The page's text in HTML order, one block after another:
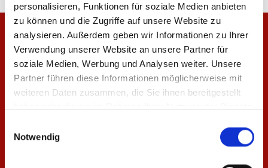
personalisieren, Funktionen für soziale Medien anbieten
zu können und die Zugriffe auf unsere Website zu
analysieren. Außerdem geben wir Informationen zu Ihrer
Verwendung unserer Website an unsere Partner für
soziale Medien, Werbung und Analysen weiter. Unsere
Partner führen diese Informationen möglicherweise mit
weiteren Daten zusammen, die Sie ihnen bereitgestellt
haben oder die sie im Rahmen Ihrer Nutzung der Dienste
Notwendig